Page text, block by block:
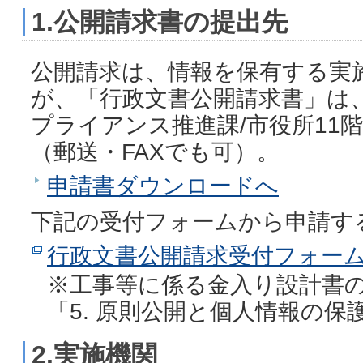
1.公開請求書の提出先
公開請求は、情報を保有する
が、「行政文書公開請求書」は
プライアンス推進課/市役所11
（郵送・FAXでも可）。
申請書ダウンロードへ
下記の受付フォームから申請
行政文書公開請求受付フォー
※工事等に係る金入り設計書
「5. 原則公開と個人情報の
2.実施機関